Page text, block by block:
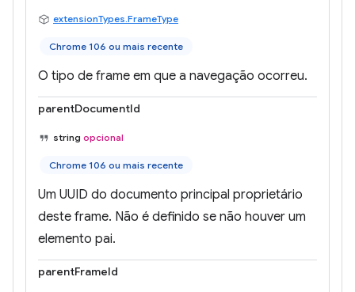
extensionTypes.FrameType
Chrome 106 ou mais recente
O tipo de frame em que a navegação ocorreu.
parentDocumentId
string opcional
Chrome 106 ou mais recente
Um UUID do documento principal proprietário
deste frame. Não é definido se não houver um
elemento pai.
parentFrameId